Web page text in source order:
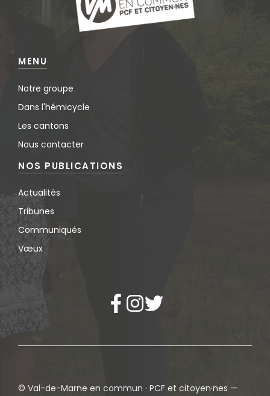
MENU
Notre groupe
Dans l'hémicycle
Les cantons
Nous contacter
NOS PUBLICATIONS
Actualités
Tribunes
Communiqués
Vœux
© Val-de-Marne en commun · PCF et citoyen·nes —